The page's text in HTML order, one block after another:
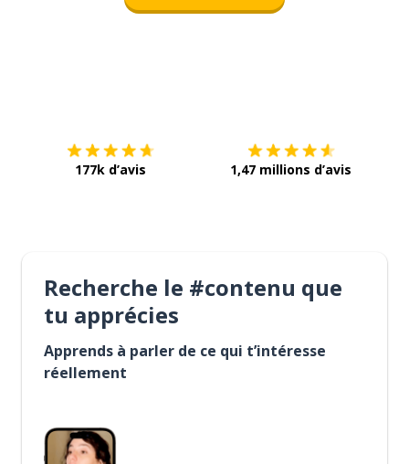
177k d’avis 1,47 millions d’avis
Recherche le #contenu que
tu apprécies
Apprends à parler de ce qui t’intéresse
réellement